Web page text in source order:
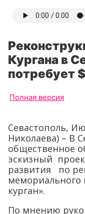
Кургана в
потребует
Полная версия
Севастополь,
Николаева) – В
общественное
эскизный
развития по
мемориального
курган».
По мнению